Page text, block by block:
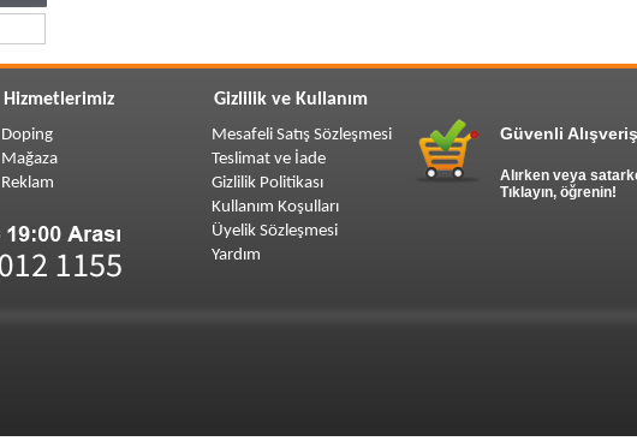
Hizmetlerimiz
Gizlilik ve Kullanım
Güvenli
Alırken veya
Tıklayın, öğrenin!
Doping
Mağaza
Reklam
Mesafeli Satış Sözleşmesi
Teslimat ve İade
Gizlilik Politikası
Kullanım Koşulları
Üyelik Sözleşmesi
Yardım